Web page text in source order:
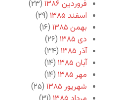
فروردین ۱۳۸۶
(۲۳)
اسفند ۱۳۸۵
(۲۹)
بهمن ۱۳۸۵
(۱۶)
دی ۱۳۸۵
(۲۶)
آذر ۱۳۸۵
(۳۴)
آبان ۱۳۸۵
(۱۴)
مهر ۱۳۸۵
(۱۴)
شهریور ۱۳۸۵
(۲۵)